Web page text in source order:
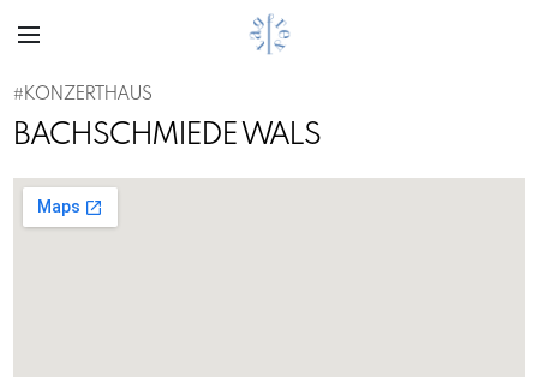
#KONZERTHAUS
BACHSCHMIEDE WALS